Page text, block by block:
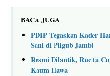
BACA JUGA
PDIP Tegaskan Kader
Sani di Pilgub Jambi
Resmi Dilantik, Rucita
Kaum Hawa